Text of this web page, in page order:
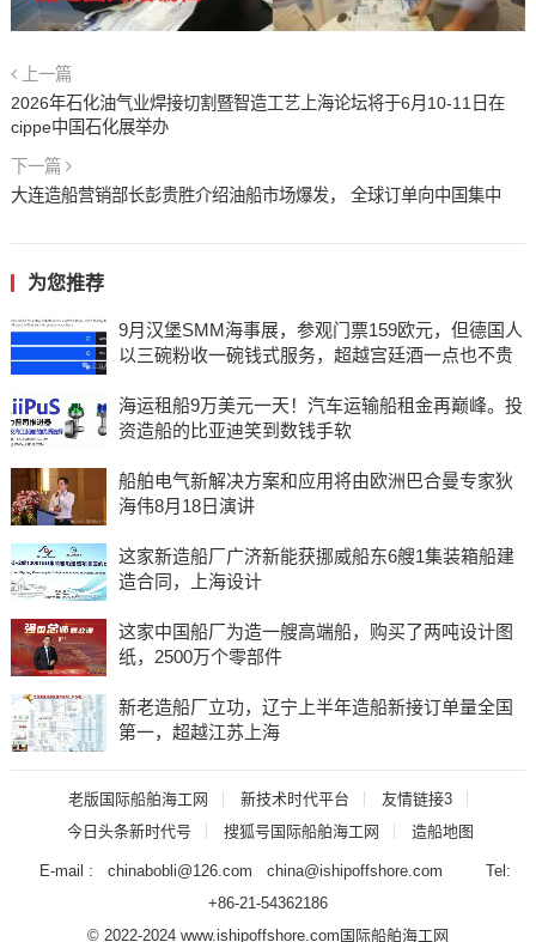
上一篇
2026年石化油气业焊接切割暨智造工艺上海论坛将于6月10-11日在
cippe中国石化展举办
下一篇
大连造船营销部长彭贵胜介绍油船市场爆发， 全球订单向中国集中
为您推荐
9月汉堡SMM海事展，参观门票159欧元，但德国人
以三碗粉收一碗钱式服务，超越宫廷酒一点也不贵
海运租船9万美元一天！汽车运输船租金再巅峰。投
资造船的比亚迪笑到数钱手软
船舶电气新解决方案和应用将由欧洲巴合曼专家狄
海伟8月18日演讲
这家新造船厂广济新能获挪威船东6艘1集装箱船建
造合同，上海设计
这家中国船厂为造一艘高端船，购买了两吨设计图
纸，2500万个零部件
新老造船厂立功，辽宁上半年造船新接订单量全国
第一，超越江苏上海
老版国际船舶海工网 新技术时代平台
友情链接3
今日头条新时代号
搜狐号国际船舶海工网 造船地图
E-mail : chinabobli@126.com china@ishipoffshore.com Tel:
+86-21-54362186
© 2022-2024 www.ishipoffshore.com国际船舶海工网